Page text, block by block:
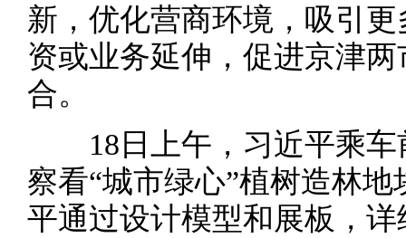
新，优化营商环境，吸引
资或业务延伸，促进京津
合。
18日上午，习近平乘车
察看“城市绿心”植树造林
平通过设计模型和展板，